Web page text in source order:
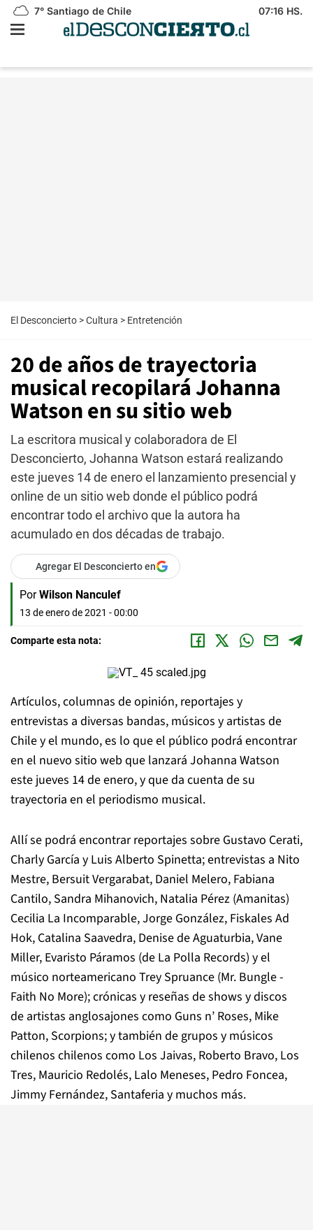
7° Santiago de Chile 07:16 HS.
El Desconcierto >Cultura > Entretención
20 de años de trayectoria
musical recopilará Johanna
Watson en su sitio web
La escritora musical y colaboradora de El
Desconcierto, Johanna Watson estará realizando
este jueves 14 de enero el lanzamiento presencial y
online de un sitio web donde el público podrá
encontrar todo el archivo que la autora ha
acumulado en dos décadas de trabajo.
Agregar El Desconcierto en
Por Wilson Nanculef
13 de enero de 2021 - 00:00
Comparte esta nota:
Artículos, columnas de opinión, reportajes y
entrevistas a diversas bandas, músicos y artistas de
Chile y el mundo, es lo que el público podrá encontrar
en el nuevo sitio web que lanzará Johanna Watson
este jueves 14 de enero, y que da cuenta de su
trayectoria en el periodismo musical.
Allí se podrá encontrar reportajes sobre Gustavo Cerati,
Charly García y Luis Alberto Spinetta; entrevistas a Nito
Mestre, Bersuit Vergarabat, Daniel Melero, Fabiana
Cantilo, Sandra Mihanovich, Natalia Pérez (Amanitas)
Cecilia La Incomparable, Jorge González, Fiskales Ad
Hok, Catalina Saavedra, Denise de Aguaturbia, Vane
Miller, Evaristo Páramos (de La Polla Records) y el
músico norteamericano Trey Spruance (Mr. Bungle -
Faith No More); crónicas y reseñas de shows y discos
de artistas anglosajones como Guns n’ Roses, Mike
Patton, Scorpions; y también de grupos y músicos
chilenos chilenos como Los Jaivas, Roberto Bravo, Los
Tres, Mauricio Redolés, Lalo Meneses, Pedro Foncea,
Jimmy Fernández, Santaferia y muchos más.